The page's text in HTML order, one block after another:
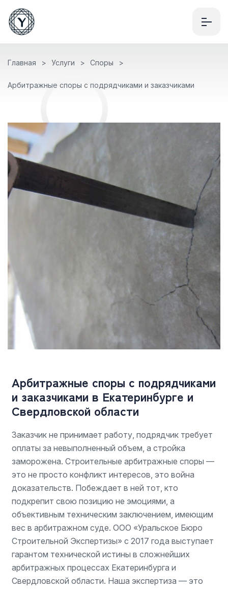
Главная Услуги Споры
Арбитражные споры с подрядчиками и заказчиками
Арбитражные споры с подрядчиками
и заказчиками в Екатеринбурге и
Свердловской области
Заказчик не принимает работу, подрядчик требует
оплаты за невыполненный объем, а стройка
заморожена. Строительные арбитражные споры —
это не просто конфликт интересов, это война
доказательств. Побеждает в ней тот, кто
подкрепит свою позицию не эмоциями, а
объективным техническим заключением, имеющим
вес в арбитражном суде. ООО «Уральское Бюро
Строительной Экспертизы» с 2017 года выступает
гарантом технической истины в сложнейших
арбитражных процессах Екатеринбурга и
Свердловской области. Наша экспертиза — это